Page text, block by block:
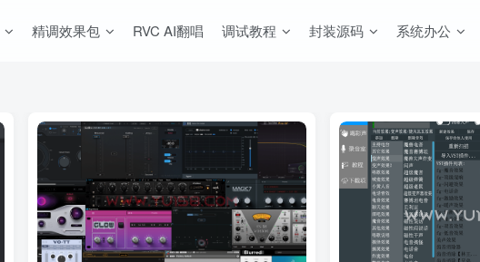
精调效果包 RVC AI翻唱 调试教程 封装源码 系统办公